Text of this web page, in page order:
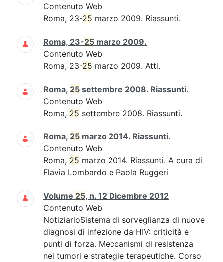
Contenuto Web
Roma, 23-25 marzo 2009. Riassunti.
Roma, 23-25 marzo 2009.
Contenuto Web
Roma, 23-25 marzo 2009. Atti.
Roma, 25 settembre 2008. Riassunti.
Contenuto Web
Roma, 25 settembre 2008. Riassunti.
Roma, 25 marzo 2014. Riassunti.
Contenuto Web
Roma, 25 marzo 2014. Riassunti. A cura di
Flavia Lombardo e Paola Ruggeri
Volume 25, n. 12 Dicembre 2012
Contenuto Web
NotiziarioSistema di sorveglianza di nuove
diagnosi di infezione da HIV: criticità e
punti di forza. Meccanismi di resistenza
nei tumori e strategie terapeutiche. Corso